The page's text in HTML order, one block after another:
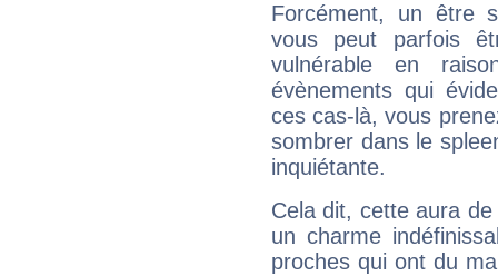
Forcément, un être
vous peut parfois
vulnérable en
évènements qui
ces cas-là, vous
sombrer dans le
inquiétante.
Cela dit, cette aura
un charme
proches qui ont du